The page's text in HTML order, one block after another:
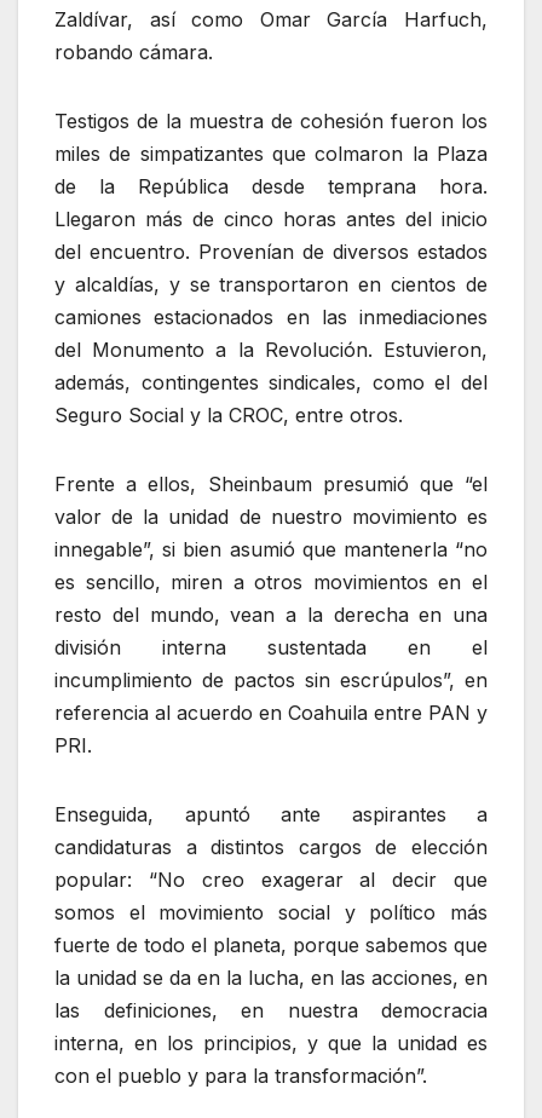
Zaldívar, así como Omar García Harfuch,
robando cámara.
Testigos de la muestra de cohesión fueron los
miles de simpatizantes que colmaron la Plaza
de la República desde temprana hora.
Llegaron más de cinco horas antes del inicio
del encuentro. Provenían de diversos estados
y alcaldías, y se transportaron en cientos de
camiones estacionados en las inmediaciones
del Monumento a la Revolución. Estuvieron,
además, contingentes sindicales, como el del
Seguro Social y la CROC, entre otros.
Frente a ellos, Sheinbaum presumió que
el
valor de la unidad de nuestro movimiento es
innegable , si bien asumió que mantenerla
no
es sencillo, miren a otros movimientos en el
resto del mundo, vean a la derecha en una
división interna sustentada en el
incumplimiento de pactos sin escrúpulos , en
referencia al acuerdo en Coahuila entre PAN y
PRI.
Enseguida, apuntó ante aspirantes a
candidaturas a distintos cargos de elección
popular:
No creo exagerar al decir que
somos el movimiento social y político más
fuerte de todo el planeta, porque sabemos que
la unidad se da en la lucha, en las acciones, en
las definiciones, en nuestra democracia
interna, en los principios, y que la unidad es
con el pueblo y para la transformación .